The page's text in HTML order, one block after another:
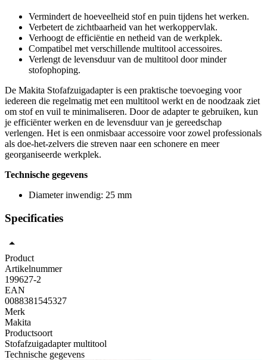
Vermindert de hoeveelheid stof en puin tijdens het werken.
Verbetert de zichtbaarheid van het werkoppervlak.
Verhoogt de efficiëntie en netheid van de werkplek.
Compatibel met verschillende multitool accessoires.
Verlengt de levensduur van de multitool door minder
stofophoping.
De Makita Stofafzuigadapter is een praktische toevoeging voor
iedereen die regelmatig met een multitool werkt en de noodzaak ziet
om stof en vuil te minimaliseren. Door de adapter te gebruiken, kun
je efficiënter werken en de levensduur van je gereedschap
verlengen. Het is een onmisbaar accessoire voor zowel professionals
als doe-het-zelvers die streven naar een schonere en meer
georganiseerde werkplek.
Technische gegevens
Diameter inwendig: 25 mm
Specificaties
Product
Artikelnummer
199627-2
EAN
0088381545327
Merk
Makita
Productsoort
Stofafzuigadapter multitool
Technische gegevens